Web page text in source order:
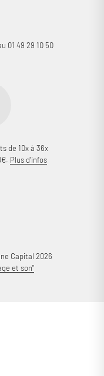
01 49 29 10 50
de 10x à 36x
Plus d'infos
Capital 2026
et son"